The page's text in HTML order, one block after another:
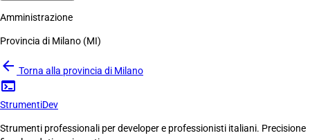
Amministrazione
Provincia di Milano (MI)
arrow_back Torna alla provincia di Milano
terminal
StrumentiDev
Strumenti professionali per developer e professionisti italiani. Precisione